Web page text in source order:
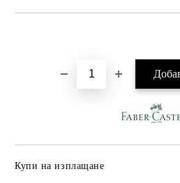
Купи на изплащане